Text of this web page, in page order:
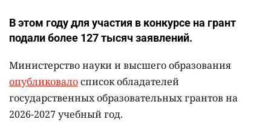
В этом году для участия в конкурсе на грант
подали более 127 тысяч заявлений.
Министерство науки и высшего образования
опубликовалосписок обладателей
государственных образовательных грантов на
2026-2027 учебный год.